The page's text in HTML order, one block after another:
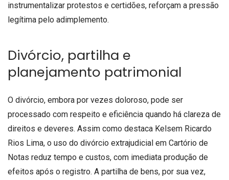
instrumentalizar protestos e certidões, reforçam a pressão
legítima pelo adimplemento.
Divórcio, partilha e
planejamento patrimonial
O divórcio, embora por vezes doloroso, pode ser
processado com respeito e eficiência quando há clareza de
direitos e deveres. Assim como destaca Kelsem Ricardo
Rios Lima, o uso do divórcio extrajudicial em Cartório de
Notas reduz tempo e custos, com imediata produção de
efeitos após o registro. A partilha de bens, por sua vez,